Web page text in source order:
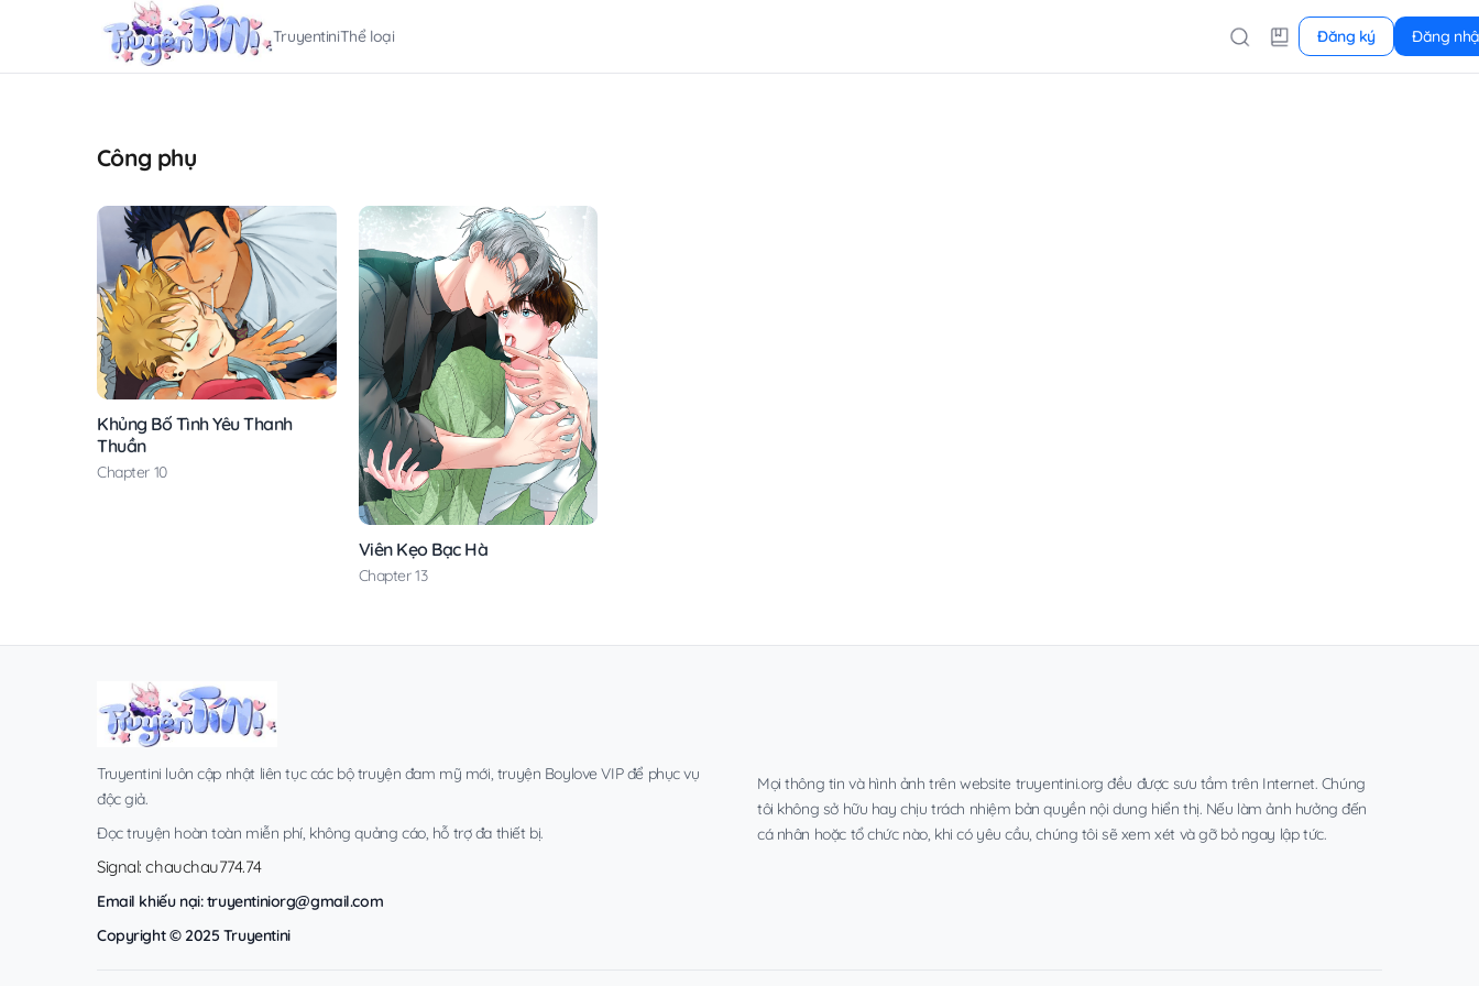
TruyentiniThể loại Đăng ký Đăng
Công phụ
Khủng Bố Tình Yêu Thanh
Thuần
Chapter 10
Viên Kẹo Bạc Hà
Chapter 13
Truyentini luôn cập nhật liên tục các bộ truyện đam mỹ mới, truyện Boylove VIP để phục vụ
độc giả.
Đọc truyện hoàn toàn miễn phí, không quảng cáo, hỗ trợ đa thiết bị.
Signal: chauchau774.74
Email khiếu nại:truyentiniorg@gmail.com
Copyright © 2025 Truyentini
Mọi thông tin và hình ảnh trên website truyentini.org đều được sưu tầm trên Internet. Chúng
tôi không sở hữu hay chịu trách nhiệm bản quyền nội dung hiển thị. Nếu làm ảnh hưởng đến
cá nhân hoặc tổ chức nào, khi có yêu cầu, chúng tôi sẽ xem xét và gỡ bỏ ngay lập tức.